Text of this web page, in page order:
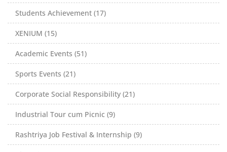
Students Achievement (17)
XENIUM (15)
Academic Events (51)
Sports Events (21)
Corporate Social Responsibility (21)
Industrial Tour cum Picnic (9)
Rashtriya Job Festival & Internship (9)